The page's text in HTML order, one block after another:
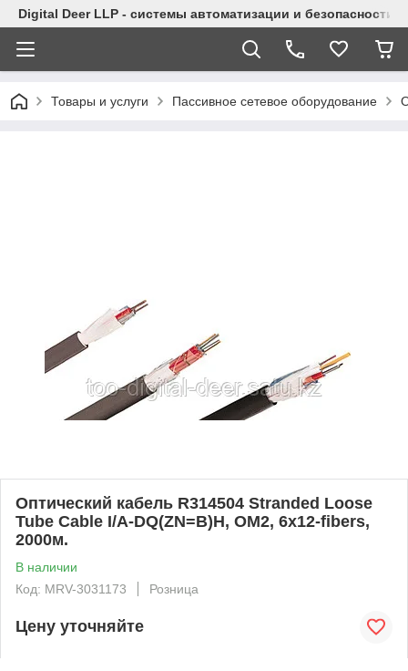
Digital Deer LLP - системы автоматизации и безопасности
Товары и услуги Пассивное сетевое оборудование
Оптический кабель R314504 Stranded Loose
Tube Cable I/A-DQ(ZN=B)H, OM2, 6x12-fibers,
2000м.
В наличии
Код: MRV-3031173
Розница
Цену уточняйте